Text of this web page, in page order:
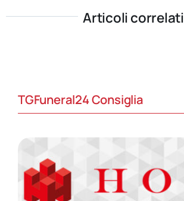
Articoli correlati
TGFuneral24 Consiglia